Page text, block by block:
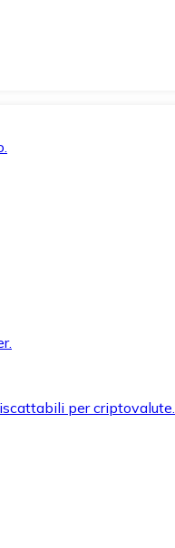
per criptovalute.